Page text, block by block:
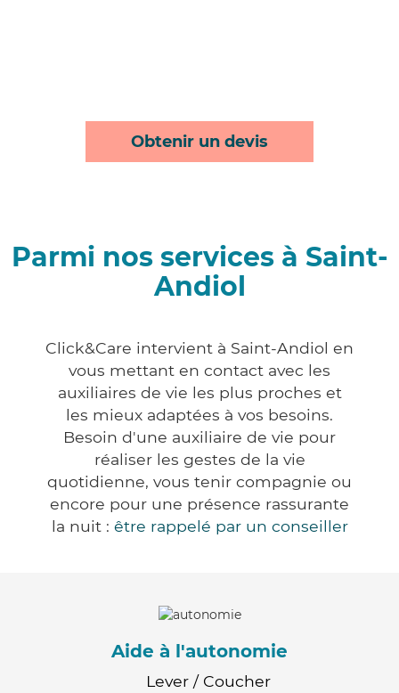
Obtenir un devis
Parmi nos services à Saint-
Andiol
Click&Care intervient à Saint-Andiol en
vous mettant en contact avec les
auxiliaires de vie les plus proches et
les mieux adaptées à vos besoins.
Besoin d'une auxiliaire de vie pour
réaliser les gestes de la vie
quotidienne, vous tenir compagnie ou
encore pour une présence rassurante
la nuit : être rappelé par un conseiller
Aide à l'autonomie
Lever / Coucher